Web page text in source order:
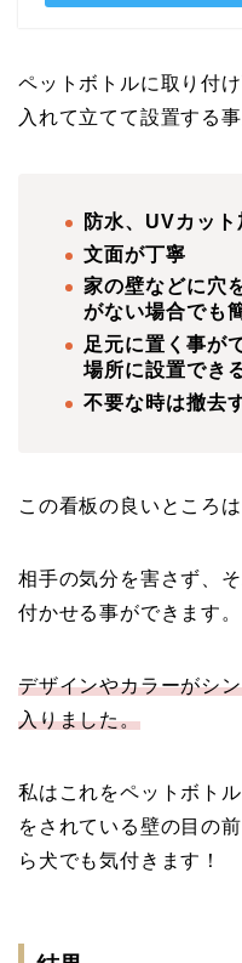
ペットボトルに取り付
入れて立てて設置する
防水、UVカッ
文面が丁寧
家の壁などに穴
がない場合でも
足元に置く事が
場所に設置でき
不要な時は撤去
この看板の良いところは
相手の気分を害さず、
付かせる事ができます。
デザインやカラーがシ
入りました。
私はこれをペットボト
をされている壁の目の
ら犬でも気付きます！